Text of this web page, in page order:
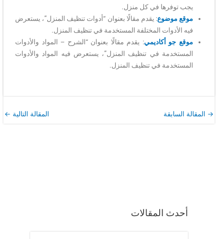
أحدث المقالات
يجب توفرها في كل منزل.
موقع موضوع: يقدم مقالًا بعنوان “أدوات تنظيف المنزل”، يستعرض
فيه الأدوات المختلفة المستخدمة في تنظيف المنزل.
موقع جو أكاديمي: يقدم مقالًا بعنوان “الشرح – المواد والأدوات
المستخدمة في تنظيف المنزل”، يستعرض فيه المواد والأدوات
المستخدمة في تنظيف المنزل.
→ المقالة السابقة المقالة التالية ←